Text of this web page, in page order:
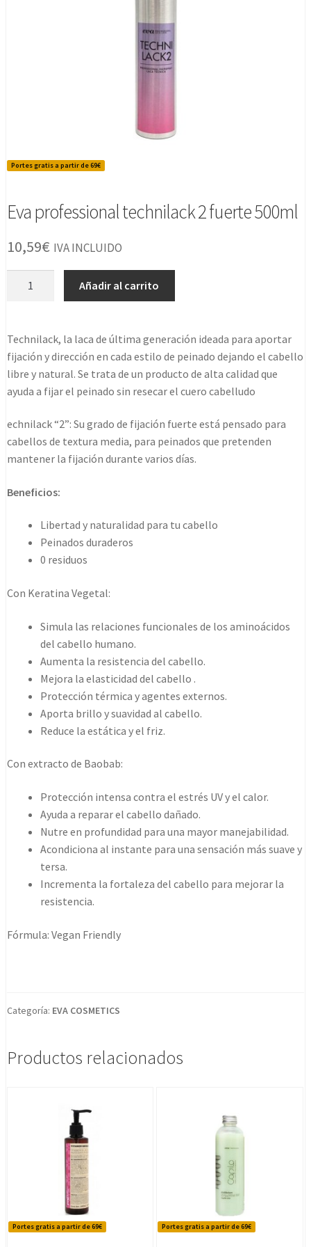
Portes gratis a partir de 69€
Eva professional technilack 2 fuerte 500ml
10,59€ IVA INCLUIDO
fuerte
500ml
cantidad
Añadir al carrito
Technilack, la laca de última generación ideada para aportar
fijación y dirección en cada estilo de peinado dejando el cabello
libre y natural. Se trata de un producto de alta calidad que
ayuda a fijar el peinado sin resecar el cuero cabelludo
echnilack “2”: Su grado de fijación fuerte está pensado para
cabellos de textura media, para peinados que pretenden
mantener la fijación durante varios días.
Beneficios:
Libertad y naturalidad para tu cabello
Peinados duraderos
0 residuos
Con Keratina Vegetal:
Simula las relaciones funcionales de los aminoácidos
del cabello humano.
Aumenta la resistencia del cabello.
Mejora la elasticidad del cabello .
Protección térmica y agentes externos.
Aporta brillo y suavidad al cabello.
Reduce la estática y el friz.
Con extracto de Baobab:
Protección intensa contra el estrés UV y el calor.
Ayuda a reparar el cabello dañado.
Nutre en profundidad para una mayor manejabilidad.
Acondiciona al instante para una sensación más suave y
tersa.
Incrementa la fortaleza del cabello para mejorar la
resistencia.
Fórmula: Vegan Friendly
Categoría: EVA COSMETICS
Productos relacionados
Portes gratis a partir de 69€ Portes gratis a partir de 69€